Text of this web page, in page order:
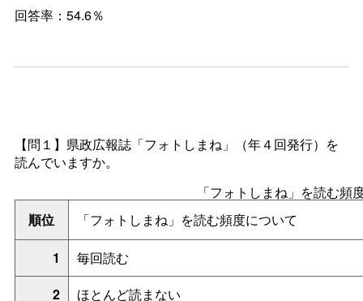
回答率：54.6％
【問１】県政広報誌「フォトしまね」（年４回発行）を
読んでいますか。
「フォトしまね」を読む頻
順位
「フォトしまね」を読む頻度について
1
毎回読む
2
ほとんど読まない